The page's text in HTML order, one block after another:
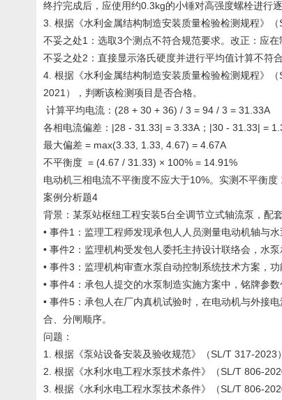
终拧完成后，应使用约0.3kg的小锤对高强度螺栓进行
3. 根据《水利金属结构制造安装质量检验检测规程》
不妥之处1：选取3个测点不符合规范要求。改正：应
不妥之处2：直接显示洛氏硬度并进行平均值计算不符
4. 根据《水利金属结构制造安装质量检验检测规程》
2021），判断该检测项目是否合格。
计算平均电流：(28 + 30 + 36) / 3 = 94 / 3 = 31.33A
各相电流偏差：|28 - 31.33| = 3.33A；|30 - 31.33| =
最大偏差 = max(3.33, 1.33, 4.67) = 4.67A
不平衡度 = (4.67 / 31.33) × 100% = 14.91%
电动机三相电流不平衡度不应大于10%。实测不平衡度
案例分析题4
背景：某泵站枢纽工程安装5台全调节立式轴流泵，配
• 事件1：监理工程师发现承包人人员测量电动机轴与
• 事件2：监理机构受发包人委托主持设计联络会，水
• 事件3：监理机构审查水泵自动控制系统技术方案，
• 事件4：承包人提交的水泵制造实施方案中，铭牌参
• 事件5：承包人在厂内真机试验时，在电动机与外
合、分闸顺序。
问题：
1. 根据《泵站设备安装及验收规范》（SL/T 317-
2. 根据《水利水电工程水泵技术条件》（SL/T 806-
3. 根据《水利水电工程水泵技术条件》（SL/T 806-